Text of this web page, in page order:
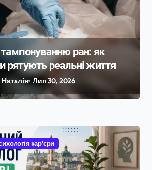
ран: як
рятують реальні життя
Лип 30, 2026
кар’єри